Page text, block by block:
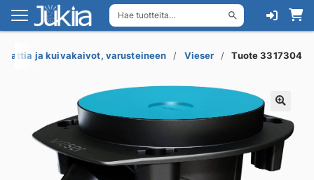
Hae tuotteita...
Siirry
navigointiin
Siirry
sisältöön
Lattia ja kuivakaivot, varusteineen Vieser Tuote 3317304